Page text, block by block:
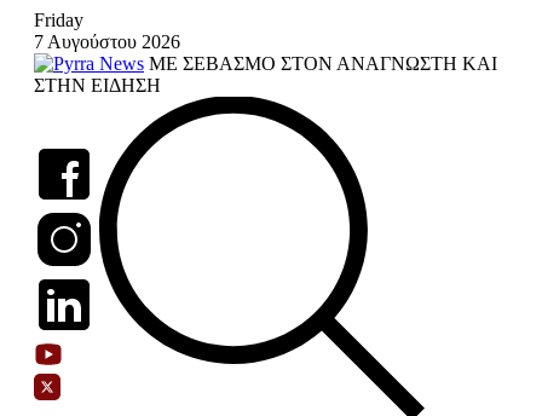
Skip
content
Friday
7 Αυγούστου 2026
ΜΕ ΣΕΒΑΣΜΟ ΣΤΟΝ ΑΝΑΓΝΩΣΤΗ ΚΑΙ
ΣΤΗΝ ΕΙΔΗΣΗ